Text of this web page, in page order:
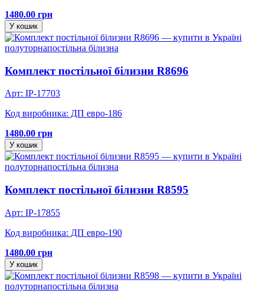
1480.00 грн
У кошик
полуторнапостільна білизна
Комплект постільної білизни R8696
Арт: IP-17703
Код виробника: ДП евро-186
1480.00 грн
У кошик
полуторнапостільна білизна
Комплект постільної білизни R8595
Арт: IP-17855
Код виробника: ДП евро-190
1480.00 грн
У кошик
полуторнапостільна білизна